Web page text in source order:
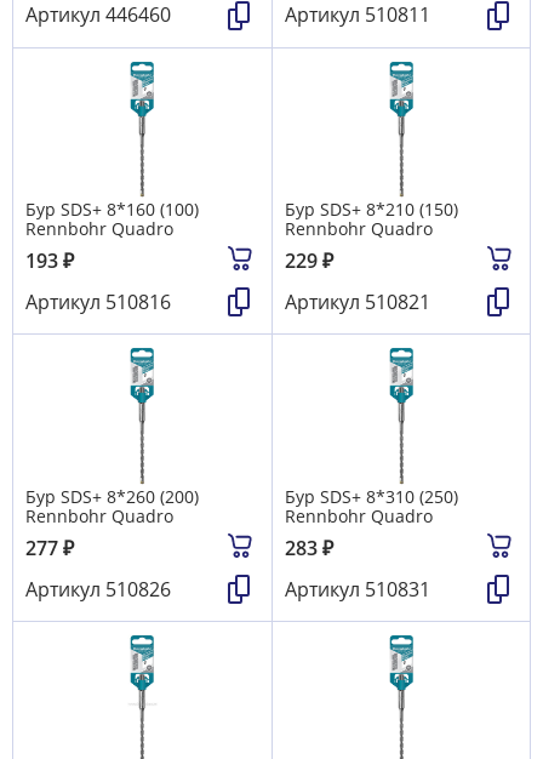
Артикул 446460
Артикул 510811
Бур SDS+ 8*160 (100)
Rennbohr Quadro
193₽
Артикул 510816
Бур SDS+ 8*210 (150)
Rennbohr Quadro
229₽
Артикул 510821
Бур SDS+ 8*260 (200)
Rennbohr Quadro
277₽
Артикул 510826
Бур SDS+ 8*310 (250)
Rennbohr Quadro
283₽
Артикул 510831